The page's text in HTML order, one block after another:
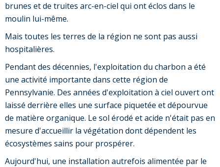
brunes et de truites arc-en-ciel qui ont éclos dans le
moulin lui-même.
Mais toutes les terres de la région ne sont pas aussi
hospitalières.
Pendant des décennies, l'exploitation du charbon a été
une activité importante dans cette région de
Pennsylvanie. Des années d'exploitation à ciel ouvert ont
laissé derrière elles une surface piquetée et dépourvue
de matière organique. Le sol érodé et acide n'était pas en
mesure d'accueillir la végétation dont dépendent les
écosystèmes sains pour prospérer.
Aujourd'hui, une installation autrefois alimentée par le